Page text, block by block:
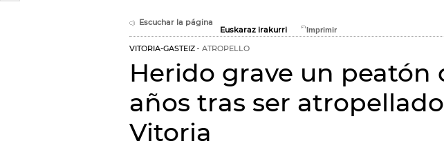
Escuchar la página
Euskaraz irakurri
VITORIA-GASTEIZ ATROPELLO
Herido grave un peatón
años tras ser
Vitoria